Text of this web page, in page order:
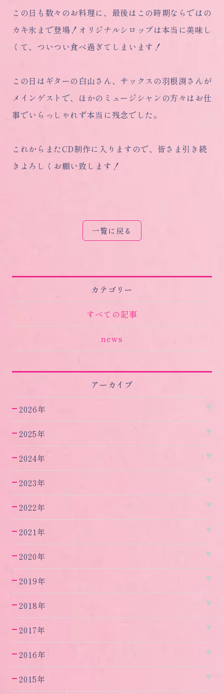
カテゴリー
すべての記事
news
アーカイブ
2026年
2025年
2024年
2023年
2022年
2021年
2020年
2019年
2018年
2017年
2016年
2015年
この日も数々のお料理に、最後はこの時期ならではの
カキ氷まで登場！オリジナルシロップは本当に美味し
くて、ついつい食べ過ぎてしまいます！
この日はギターの白山さん、サックスの羽根渕さんが
メインゲストで、ほかのミュージシャンの方々はお仕
事でいらっしゃれず本当に残念でした。
これからまたCD制作に入りますので、皆さま引き続
きよろしくお願い致します！
一覧に戻る